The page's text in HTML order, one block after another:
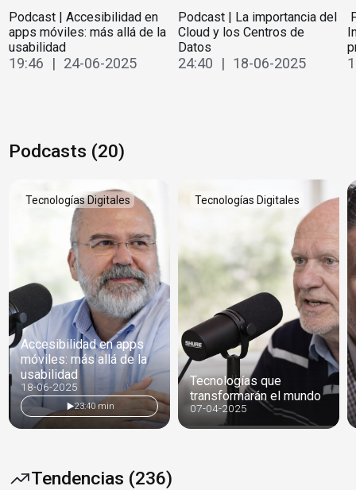
Podcast | Accesibilidad en
apps móviles: más allá de la
usabilidad
19:46 | 24-06-2025
Podcast | La importancia del
Cloud y los Centros de
Datos
24:40 | 18-06-2025
Podcasts (20)
Tecnologías Digitales
Accesibilidad en apps
móviles: más allá de la
usabilidad
18-06-2025
23:40 min
Tecnologías Digitales
Tecnologías que
transformarán el mundo
07-04-2025
Tendencias (236)